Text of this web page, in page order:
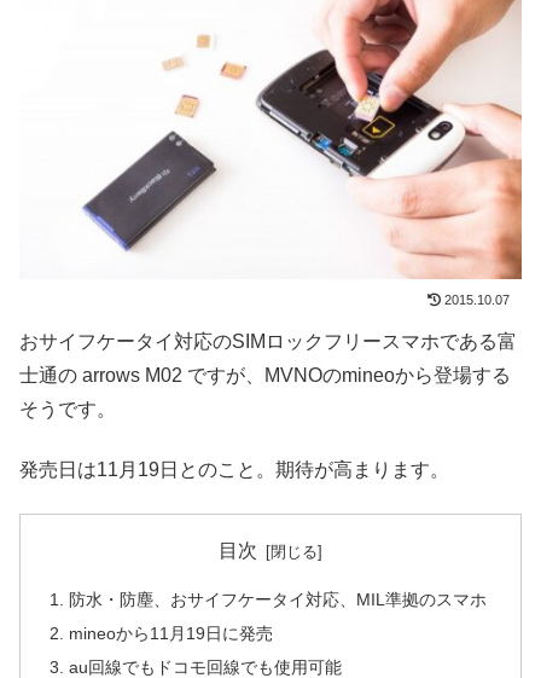
2015.10.07
おサイフケータイ対応のSIMロックフリースマホである富
士通の arrows M02 ですが、MVNOのmineoから登場する
そうです。
発売日は11月19日とのこと。期待が高まります。
目次
防水・防塵、おサイフケータイ対応、MIL準拠のスマホ
mineoから11月19日に発売
au回線でもドコモ回線でも使用可能